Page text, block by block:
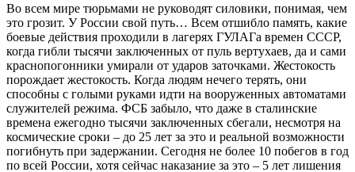
Во всем мире тюрьмами не руководят силовики, понимая, чем
это грозит. У России свой путь… Всем отшибло память, какие
боевые действия проходили в лагерях ГУЛАГа времен СССР,
когда гибли тысячи заключенных от пуль вертухаев, да и сами
краснопогонники умирали от ударов заточками. Жестокость
порождает жестокость. Когда людям нечего терять, они
способны с голыми руками идти на вооруженных автоматами
служителей режима. ФСБ забыло, что даже в сталинские
времена ежегодно тысячи заключенных сбегали, несмотря на
космические сроки – до 25 лет за это и реальной возможности
погибнуть при задержании. Сегодня не более 10 побегов в год
по всей России, хотя сейчас наказание за это – 5 лет лишения